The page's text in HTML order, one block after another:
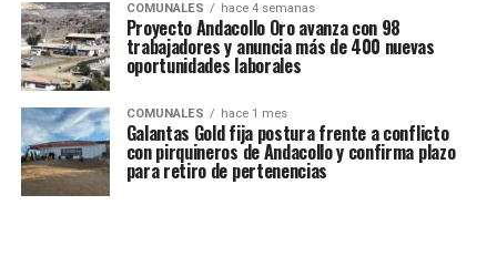
COMUNALES hace 4 semanas
Proyecto Andacollo Oro avanza con 98
trabajadores y anuncia más de 400 nuevas
oportunidades laborales
COMUNALES hace 1 mes
Galantas Gold fija postura frente a conflicto
con pirquineros de Andacollo y confirma plazo
para retiro de pertenencias